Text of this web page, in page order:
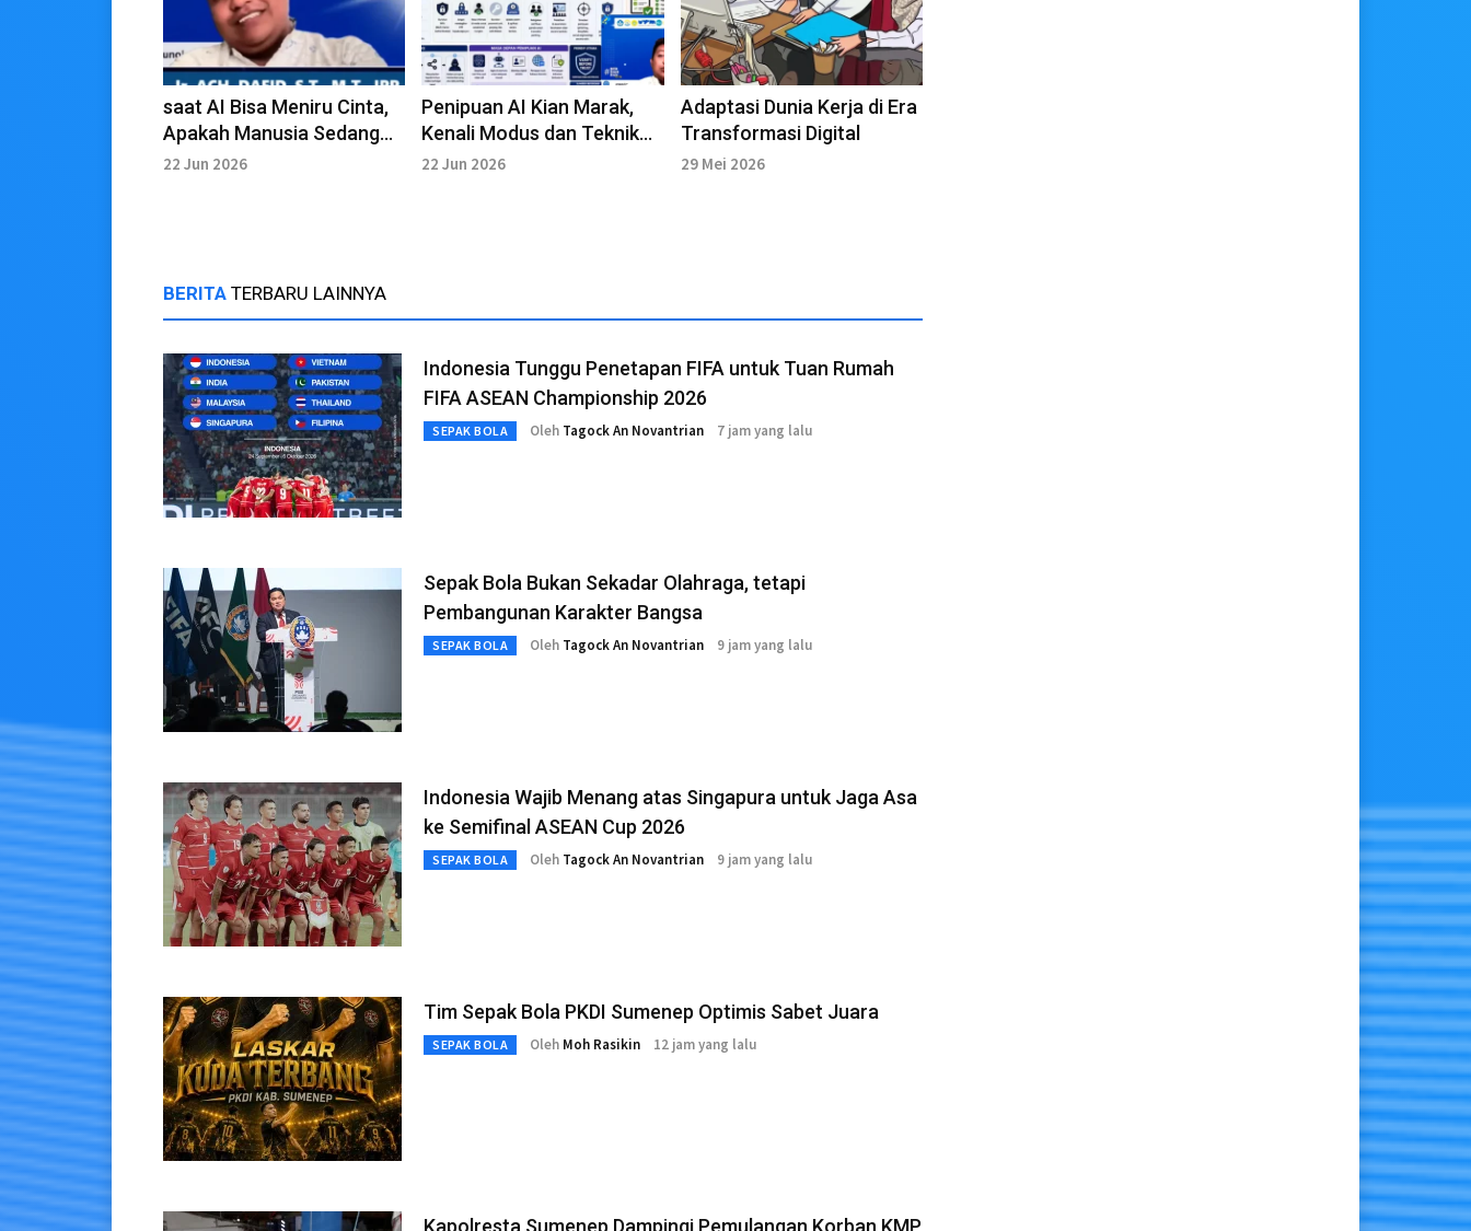
saat AI Bisa Meniru Cinta,
Apakah Manusia Sedang
menuju Krisis
22 Jun 2026
Penipuan AI Kian Marak,
Kenali Modus dan Teknik
Psikologi yang Digunakan
22 Jun 2026
Adaptasi Dunia Kerja di Era
Transformasi Digital
29 Mei 2026
BERITA TERBARU LAINNYA
Indonesia Tunggu Penetapan FIFA untuk Tuan Rumah
FIFA ASEAN Championship 2026
SEPAK BOLA Oleh Tagock An Novantrian 7 jam yang lalu
Sepak Bola Bukan Sekadar Olahraga, tetapi
Pembangunan Karakter Bangsa
SEPAK BOLA Oleh Tagock An Novantrian 9 jam yang lalu
Indonesia Wajib Menang atas Singapura untuk Jaga Asa
ke Semifinal ASEAN Cup 2026
SEPAK BOLA Oleh Tagock An Novantrian 9 jam yang lalu
Tim Sepak Bola PKDI Sumenep Optimis Sabet Juara
SEPAK BOLA Oleh Moh Rasikin 12 jam yang lalu
Kapolresta Sumenep Dampingi Pemulangan Korban KMP